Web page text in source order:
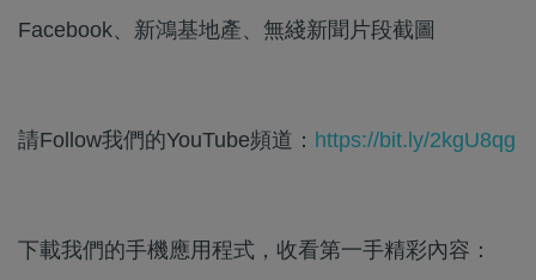
Facebook、新鴻基地產、無綫新聞片段截圖
請Follow我們的YouTube頻道： https://bit.ly/2kgU8qg
下載我們的手機應用程式，收看第一手精彩內容：